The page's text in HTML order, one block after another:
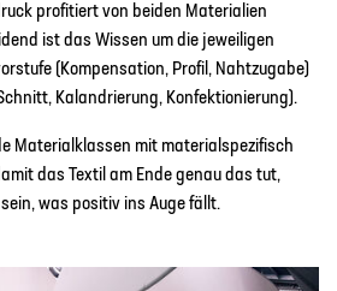
profitiert von beiden Materialien
ist das Wissen um die jeweiligen
(Kompensation, Profil, Nahtzugabe)
Kalandrierung, Konfektionierung).
Materialklassen mit materialspezifisch
das Textil am Ende genau das tut,
was positiv ins Auge fällt.